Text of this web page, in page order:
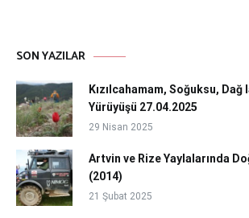
SON YAZILAR
Kızılcahamam, Soğuksu,
Yürüyüşü 27.04.2025
29 Nisan 2025
Artvin ve Rize Yaylalarında
(2014)
21 Şubat 2025